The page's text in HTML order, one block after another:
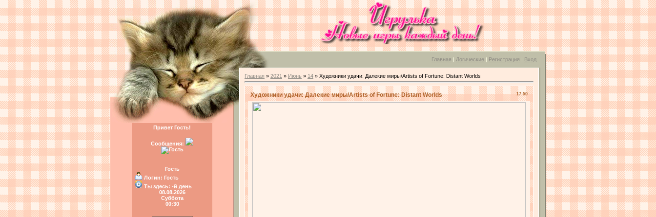
Главная | Логические | Регистрация | Вход
Привет Гость!
Сообщения:
Гость
Логин: Гость
Ты здесь: -й день
08.08.2026
Суббота
00:30
Главная » 2021 » Июнь » 14 » Художники удачи: Далекие миры/Artists of Fortune: Distant Worlds
17:50
Художники удачи: Далекие миры/Artists of Fortune: Distant Worlds